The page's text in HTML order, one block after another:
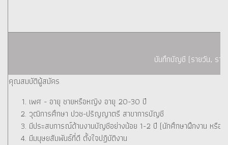
บันทึกบัญชี (รายวัน, รา
คุณสมบัติผู้สมัคร
เพศ - อายุ ชายหรือหญิง อายุ 20-30 ปี
วุฒิการศึกษา ปวช-ปริญญาตรี สาขาการบัญชี
มีประสบการณ์ด้านงานบัญชีอย่างน้อย 1-2 ปี (นักศึกษาฝึกงาน หรือ
มีมนุษยสัมพันธ์ที่ดี ตั้งใจปฏิบัติงาน